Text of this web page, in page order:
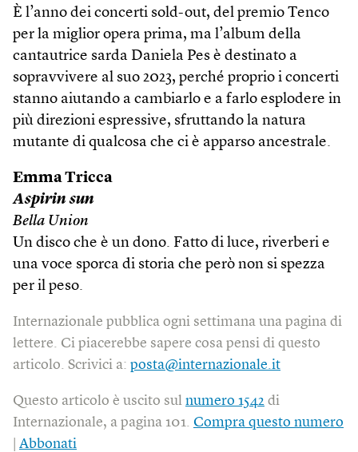
È l’anno dei concerti sold-out, del premio Tenco
per la miglior opera prima, ma l’album della
cantautrice sarda Daniela Pes è destinato a
sopravvivere al suo 2023, perché proprio i concerti
stanno aiutando a cambiarlo e a farlo esplodere in
più direzioni espressive, sfruttando la natura
mutante di qualcosa che ci è apparso ancestrale.
Emma Tricca
Aspirin sun
Bella Union
Un disco che è un dono. Fatto di luce, riverberi e
una voce sporca di storia che però non si spezza
per il peso.
Internazionale pubblica ogni settimana una pagina di
lettere. Ci piacerebbe sapere cosa pensi di questo
articolo. Scrivici a: posta@internazionale.it
Questo articolo è uscito sul numero 1542 di
Internazionale, a pagina 101. Compra questo numero
Abbonati